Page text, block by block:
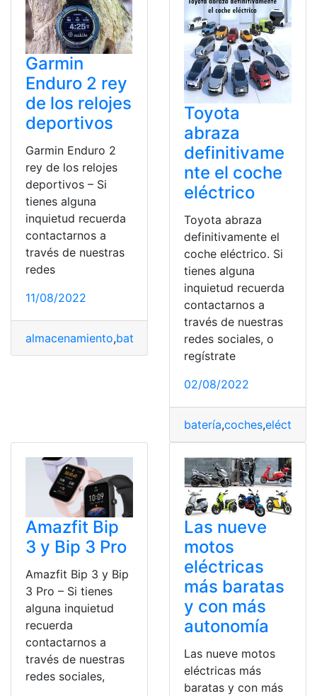
Garmin
Enduro 2 rey
de los relojes
deportivos
Garmin Enduro 2
rey de los relojes
deportivos – Si
tienes alguna
inquietud recuerda
contactarnos a
través de nuestras
redes
11/08/2022
almacenamiento,batería Modelo,pantalla,Sistema
Toyota
abraza
definitivame
nte el coche
eléctrico
Toyota abraza
definitivamente el
coche eléctrico. Si
tienes alguna
inquietud recuerda
contactarnos a
través de nuestras
redes sociales, o
regístrate
02/08/2022
batería,coches,eléctricos
Amazfit Bip
3 y Bip 3 Pro
Amazfit Bip 3 y Bip
3 Pro – Si tienes
alguna inquietud
recuerda
contactarnos a
través de nuestras
redes sociales,
Las nueve
motos
eléctricas
más baratas
y con más
autonomía
Las nueve motos
eléctricas más
baratas y con más